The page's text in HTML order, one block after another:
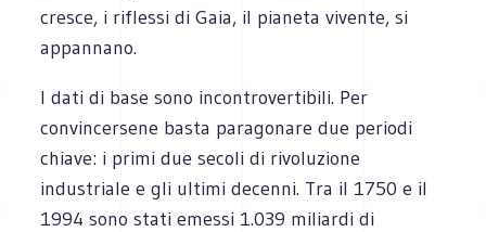
cresce, i riflessi di Gaia, il pianeta vivente, si
appannano.
I dati di base sono incontrovertibili. Per
convincersene basta paragonare due periodi
chiave: i primi due secoli di rivoluzione
industriale e gli ultimi decenni. Tra il 1750 e il
1994 sono stati emessi 1.039 miliardi di